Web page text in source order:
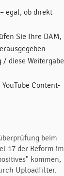
egal, ob direkt
Sie Ihre DAM,
/ diese Weitergabe
Content-
beim
17 der Reform im
kommen,
Uploadfilter.